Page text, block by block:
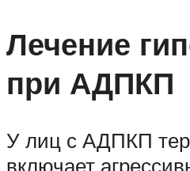
Лечение
при АДПКП
У лиц с АДПКП
включает